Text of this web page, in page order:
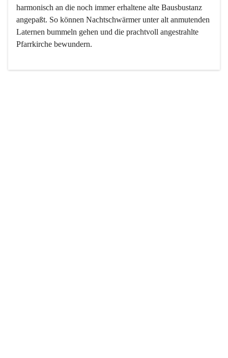
harmonisch an die noch immer erhaltene alte Bausbustanz
angepaßt. So können Nachtschwärmer unter alt anmutenden
Laternen bummeln gehen und die prachtvoll angestrahlte
Pfarrkirche bewundern.
Der Weinbau dominert heute nicht mehr, ist aber integrativer